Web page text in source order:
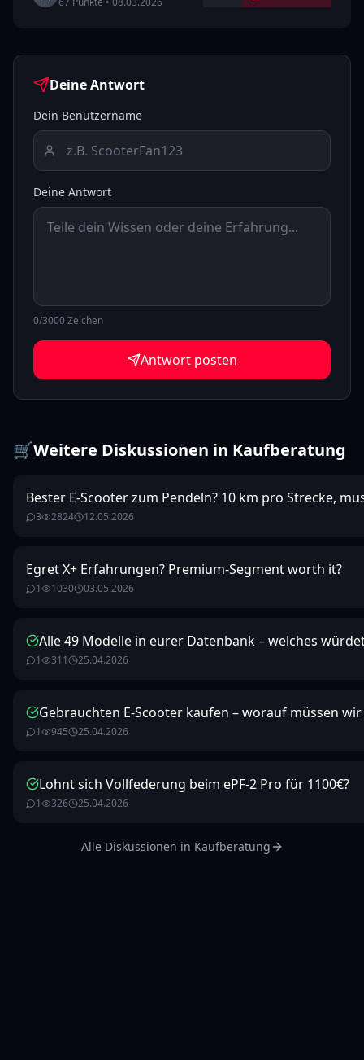
Deine Antwort
Dein Benutzername
Deine Antwort
0/3000 Zeichen
Antwort posten
🛒Weitere Diskussionen in Kaufberatung
Bester E-Scooter zum Pendeln? 10 km pro Strecke,
3 2824 12.05.2026
Egret X+ Erfahrungen? Premium-Segment worth it?
1 1030 03.05.2026
Alle 49 Modelle in eurer Datenbank – welches
1 311 25.04.2026
Gebrauchten E-Scooter kaufen – worauf müssen wir
1 945 25.04.2026
Lohnt sich Vollfederung beim ePF-2 Pro für 1100€?
1 326 25.04.2026
Alle Diskussionen in Kaufberatung